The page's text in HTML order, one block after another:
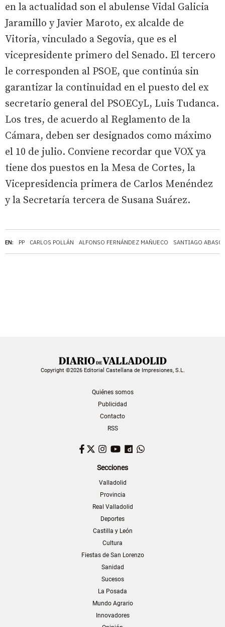
EN: PP CARLOS POLLÁN ALFONSO FERNÁNDEZ MAÑUECO SANTIAGO
en la actualidad son el abulense Vidal Galicia
Jaramillo y Javier Maroto, ex alcalde de
Vitoria, vinculado a Segovia, que es el
vicepresidente primero del Senado. El tercero
le corresponden al PSOE, que continúa sin
garantizar la continuidad en el puesto del ex
secretario general del PSOECyL, Luis Tudanca.
Los tres, de acuerdo al Reglamento de la
Cámara, deben ser designados como máximo
el 10 de julio. Conviene recordar que VOX ya
tiene dos puestos en la Mesa de Cortes, la
Vicepresidencia primera de Carlos Menéndez
y la Secretaría tercera de Susana Suárez.
Copyright ©2026 Editorial Castellana de Impresiones, S.L.
Quiénes somos
Publicidad
Contacto
RSS
Facebook
TwitterInstagram
YouTubeDailymotion
Secciones
Valladolid
Provincia
Real Valladolid
Deportes
Castilla y León
Cultura
Fiestas de San Lorenzo
Sanidad
Sucesos
La Posada
Mundo Agrario
Innovadores